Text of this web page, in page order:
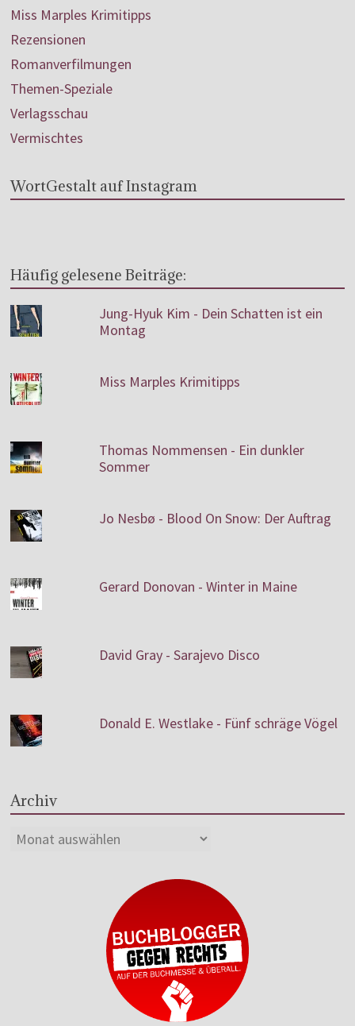
Miss Marples Krimitipps
Rezensionen
Romanverfilmungen
Themen-Speziale
Verlagsschau
Vermischtes
WortGestalt auf Instagram
Häufig gelesene Beiträge:
Jung-Hyuk Kim - Dein Schatten ist ein
Montag
Miss Marples Krimitipps
Thomas Nommensen - Ein dunkler
Sommer
Jo Nesbø - Blood On Snow: Der Auftrag
Gerard Donovan - Winter in Maine
David Gray - Sarajevo Disco
Donald E. Westlake - Fünf schräge Vögel
Archiv